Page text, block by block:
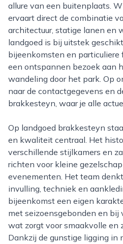
allure van een buitenplaats.
ervaart direct de combinatie
architectuur, statige lanen en
landgoed is bij uitstek
bijeenkomsten en particuliere
een ontspannen bezoek aan
wandeling door het park. Op
naar de contactgegevens en
brakkesteyn, waar je alle
Op landgoed brakkesteyn staan persoonlijke aandacht
en kwaliteit centraal. Het
verschillende stijlkamers en
richten voor kleine
evenementen. Het team
invulling, techniek en
bijeenkomst een eigen
met seizoensgebonden en bij
wat zorgt voor smaakvolle en
Dankzij de gunstige ligging in